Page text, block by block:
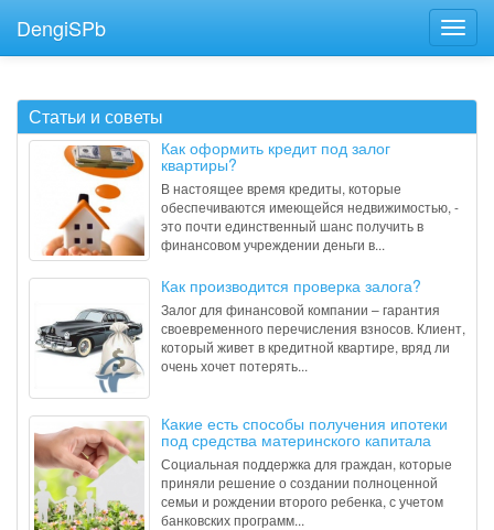
DengiSPb
Статьи и советы
Как оформить кредит под залог
квартиры?
В настоящее время кредиты, которые
обеспечиваются имеющейся недвижимостью, -
это почти единственный шанс получить в
финансовом учреждении деньги в...
Как производится проверка залога?
Залог для финансовой компании – гарантия
своевременного перечисления взносов. Клиент,
который живет в кредитной квартире, вряд ли
очень хочет потерять...
Какие есть способы получения ипотеки
под средства материнского капитала
Социальная поддержка для граждан, которые
приняли решение о создании полноценной
семьи и рождении второго ребенка, с учетом
банковских программ...